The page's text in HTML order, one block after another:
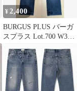
¥2,400
BURGUS PLUS バーガ
スプラス Lot.700 W30